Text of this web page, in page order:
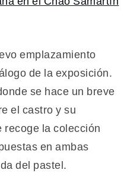
emplazamiento
de la exposición.
se hace un breve
el castro y su
recoge la colección
en ambas
del pastel.